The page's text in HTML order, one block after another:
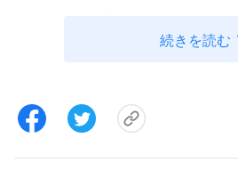
に、私は苦心の末に契約を勝
建設設計協会、品質技術監督
元の実力者たちが、「仕事を
に大勢でやってきたのです。
続きを読む